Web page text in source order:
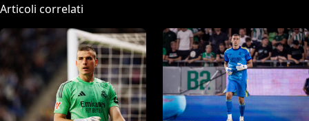
Articoli correlati